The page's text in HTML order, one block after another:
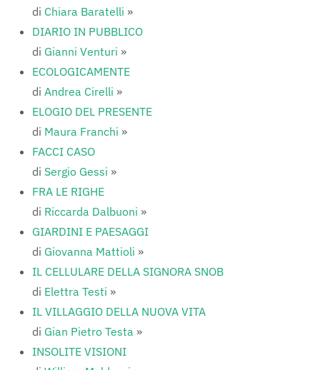
di Chiara Baratelli »
DIARIO IN PUBBLICO
di Gianni Venturi »
ECOLOGICAMENTE
di Andrea Cirelli »
ELOGIO DEL PRESENTE
di Maura Franchi »
FACCI CASO
di Sergio Gessi »
FRA LE RIGHE
di Riccarda Dalbuoni »
GIARDINI E PAESAGGI
di Giovanna Mattioli »
IL CELLULARE DELLA SIGNORA SNOB
di Elettra Testi »
IL VILLAGGIO DELLA NUOVA VITA
di Gian Pietro Testa »
INSOLITE VISIONI